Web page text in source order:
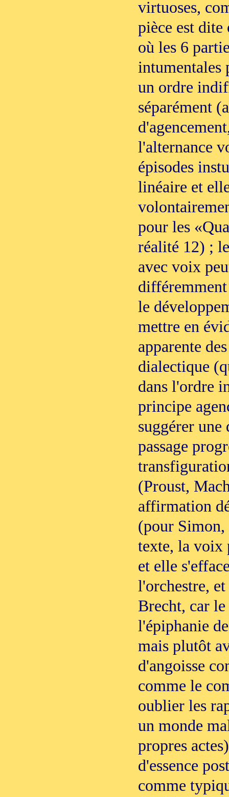
virtuoses,
pièce est dite
où les 6
intumentales
un ordre
séparément
l'alternance
épisodes
linéaire et
pour les
réalité 12) ;
avec voix
le
mettre en
apparente
dialectique
dans l'ordre
principe
suggérer
passage
(Proust,
affirmation
(pour Simon,
texte, la voix
et elle
l'orchestre,
Brecht, car
l'épiphanie
mais plutôt
d'angoisse
comme le
oublier les
un monde
propres
d'essence
comme